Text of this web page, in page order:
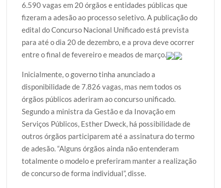
t
t
e
r
e
b
o
o
k
t
s
A
p
p
g
g
e
r
r
e
6.590 vagas em 20 órgãos e entidades públicas que
fizeram a adesão ao processo seletivo. A publicação do
edital do Concurso Nacional Unificado está prevista
para até o dia 20 de dezembro, e a prova deve ocorrer
entre o final de fevereiro e meados de março.
Inicialmente, o governo tinha anunciado a
disponibilidade de 7.826 vagas, mas nem todos os
órgãos públicos aderiram ao concurso unificado.
Segundo a ministra da Gestão e da Inovação em
Serviços Públicos, Esther Dweck, há possibilidade de
outros órgãos participarem até a assinatura do termo
de adesão. “Alguns órgãos ainda não entenderam
totalmente o modelo e preferiram manter a realização
de concurso de forma individual”, disse.